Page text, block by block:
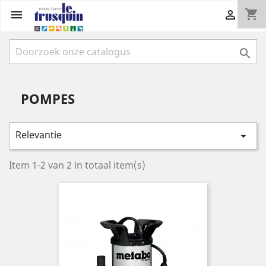
 shopping_cart


POMPES
Relevantie 
Item 1-2 van 2 in totaal item(s)